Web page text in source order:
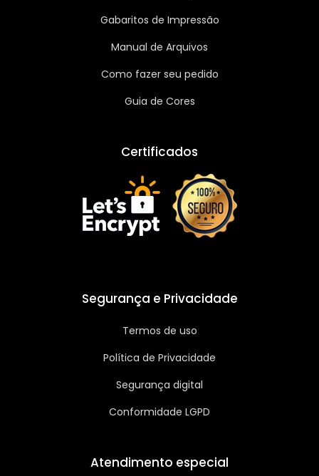
Gabaritos de Impressão
Manual de Arquivos
Como fazer seu pedido
Guia de Cores
Certificados
Segurança e Privacidade
Termos de uso
Política de Privacidade
Segurança digital
Conformidade LGPD
Atendimento especial